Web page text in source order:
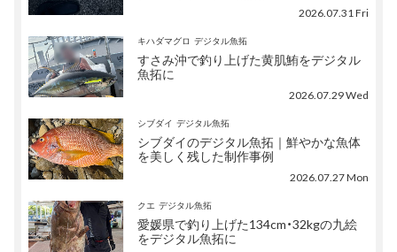
2026.07.31 Fri
キハダマグロ デジタル魚拓
すさみ沖で釣り上げた黄肌鮪をデジタル
魚拓に
2026.07.29 Wed
シブダイ デジタル魚拓
シブダイのデジタル魚拓｜鮮やかな魚体
を美しく残した制作事例
2026.07.27 Mon
クエ デジタル魚拓
愛媛県で釣り上げた134cm・32kgの九絵
をデジタル魚拓に